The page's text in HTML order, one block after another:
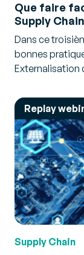
Que faire
Supply
Dans ce
bonnes
Externalisation
Replay
Supply Chain